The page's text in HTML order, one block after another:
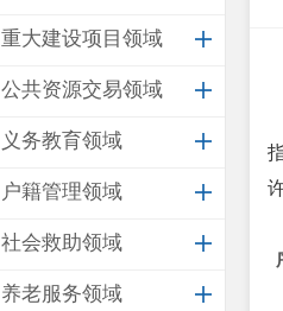
重大建设项目领域
公共资源交易领域
义务教育领域
户籍管理领域
社会救助领域
养老服务领域